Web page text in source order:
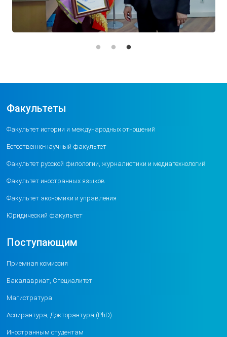
Факультеты
Факультет истории и международных отношений
Естественно-научный факультет
Факультет русской филологии, журналистики и медиатехнологий
Факультет иностранных языков
Факультет экономики и управления
Юридический факультет
Поступающим
Приемная комиссия
Бакалавриат, Специалитет
Магистратура
Аспирантура, Докторантура (PhD)
Иностранным студентам